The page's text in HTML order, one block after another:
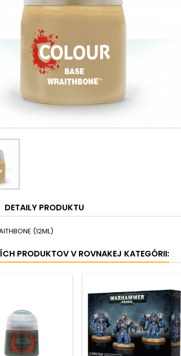
DETAILY PRODUKTU
(12ML)
PRODUKTOV V ROVNAKEJ KATEGÓRII: